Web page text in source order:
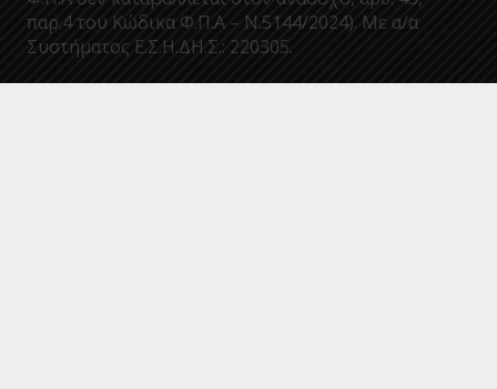
παρ.4 του Κώδικα Φ.Π.Α – Ν.5144/2024). Με α/α
Συστήματος Ε.Σ.Η.ΔΗ.Σ.: 220305.